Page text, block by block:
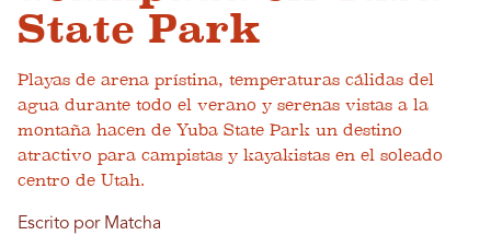
State Park
Playas de arena prístina, temperaturas cálidas del
agua durante todo el verano y serenas vistas a la
montaña hacen de Yuba State Park un destino
atractivo para campistas y kayakistas en el soleado
centro de Utah.
Escrito por Matcha